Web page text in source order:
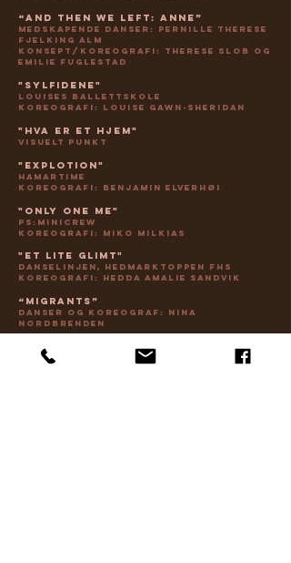
“And then We left: Anne”
medskapende danser: Pernille Therese
Fjelking Alm
konsept/koreografi: Therese slob og
emilie fuglestad
"Sylfidene"
Louises Ballettskole
koreografi: Louise gawn-sheridan
"hva er et hjem"
visuelt punkt
"Explotion"
HamarTime
koreografi: benjamin elverhøi
"Only One Me"
PS:MiniCrew
koreografi: Miko milkias
"Et lite glimt"
Danselinjen, Hedmarktoppen FHS
koreografi: hedda amalie sandvik
“Migrants”
danser og koreograf: Nina
Nordbrenden
"teselskapet"
Visuell kunst, Hamar kulturskole